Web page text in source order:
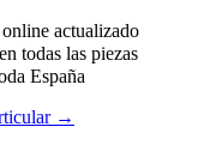
actualizado
todas las piezas
España
→